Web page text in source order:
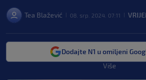
Tea Blažević 08. srp. 2024. 07:11
Dodajte N1 u omiljeni
Više